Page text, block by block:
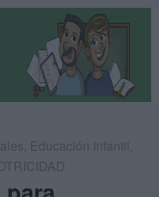
, Educación Infantil,